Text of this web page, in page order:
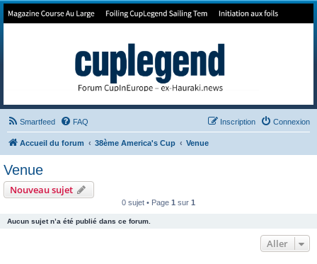
Forum de Cup In Europe
Smartfeed FAQ Connexion
Inscription
Accueil du forum 38ème America's Cup Venue
Venue
Nouveau sujet
0 sujet • Page 1 sur 1
Aucun sujet n’a été publié dans ce forum.
Aller